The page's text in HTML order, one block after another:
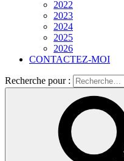
2022
2023
2024
2025
2026
CONTACTEZ-MOI
Recherche pour :